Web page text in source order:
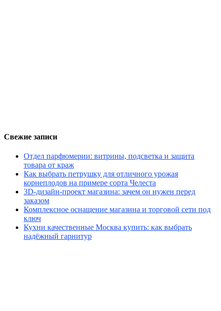
Свежие записи
Отдел парфюмерии: витрины, подсветка и защита
товара от краж
Как выбрать петрушку для отличного урожая
корнеплодов на примере сорта Челеста
3D-дизайн-проект магазина: зачем он нужен перед
заказом
Комплексное оснащение магазина и торговой сети под
ключ
Кухни качественные Москва купить: как выбрать
надёжный гарнитур